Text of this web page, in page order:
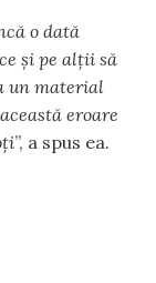
o dată
și pe alții să
un material
eroare
”, a spus ea.